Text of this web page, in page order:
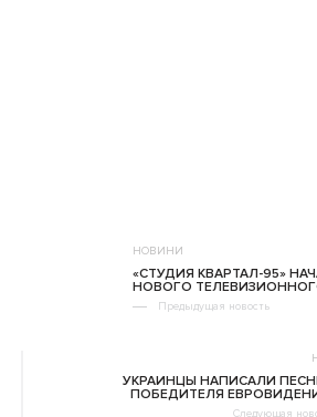
НОВИНИ
«СТУДИЯ КВАРТАЛ-95»
НОВОГО
Предыдущая новость
УКРАИНЦЫ НАПИСАЛИ
ПОБЕДИТЕЛЯ
Следующая